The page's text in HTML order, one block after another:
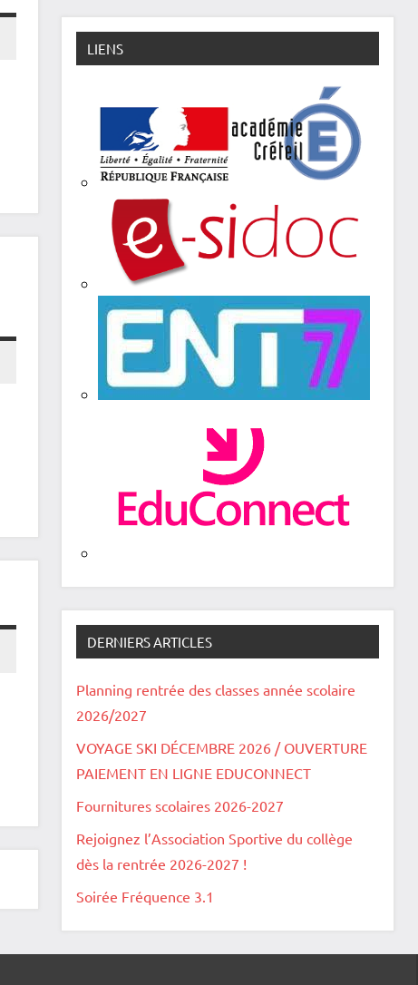
LIENS
DERNIERS ARTICLES
Planning rentrée des classes année scolaire
2026/2027
VOYAGE SKI DÉCEMBRE 2026 / OUVERTURE
PAIEMENT EN LIGNE EDUCONNECT
Fournitures scolaires 2026-2027
Rejoignez l’Association Sportive du collège
dès la rentrée 2026-2027 !
Soirée Fréquence 3.1